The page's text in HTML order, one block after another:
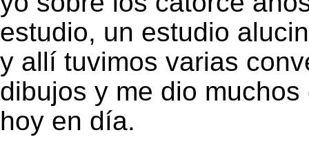
estudio, un estudio
y allí tuvimos varias
dibujos y me dio
hoy en día.